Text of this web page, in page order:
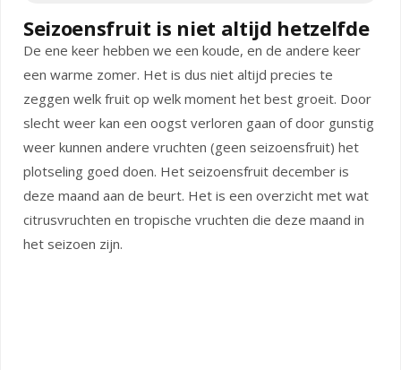
Seizoensfruit is niet altijd hetzelfde
De ene keer hebben we een koude, en de andere keer
een warme zomer. Het is dus niet altijd precies te
zeggen welk fruit op welk moment het best groeit. Door
slecht weer kan een oogst verloren gaan of door gunstig
weer kunnen andere vruchten (geen seizoensfruit) het
plotseling goed doen. Het seizoensfruit december is
deze maand aan de beurt. Het is een overzicht met wat
citrusvruchten en tropische vruchten die deze maand in
het seizoen zijn.